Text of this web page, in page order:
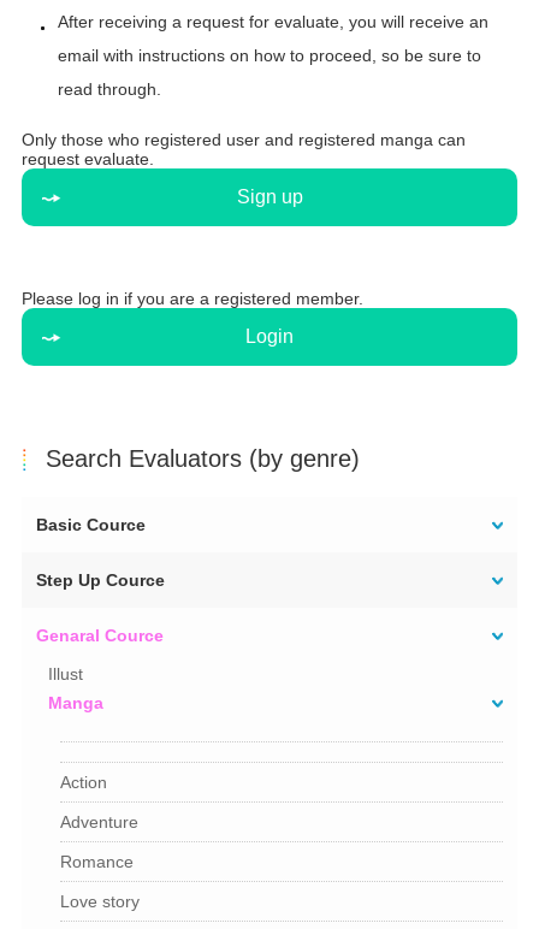
After receiving a request for evaluate, you will receive an
email with instructions on how to proceed, so be sure to
read through.
Only those who registered user and registered manga can
request evaluate.
Sign up
Please log in if you are a registered member.
Login
Search Evaluators (by genre)
Basic Cource
Step Up Cource
Genaral Cource
Illust
Manga
Action
Adventure
Romance
Love story